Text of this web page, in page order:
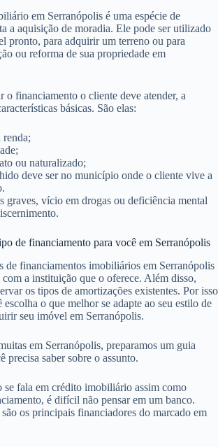
em Serranópolis é uma espécie de
a aquisição de moradia. Ele pode ser utilizado
pronto, para adquirir um terreno ou para
ou reforma de sua propriedade em
o financiamento o cliente deve atender, a
básicas. São elas:
ou naturalizado;
deve ser no município onde o cliente vive a
graves, vício em drogas ou deficiência mental
de financiamento para você em Serranópolis
de financiamentos imobiliários em Serranópolis
a instituição que o oferece. Além disso,
os tipos de amortizações existentes. Por isso
o que melhor se adapte ao seu estilo de
seu imóvel em Serranópolis.
em Serranópolis, preparamos um guia
precisa saber sobre o assunto.
se fala em crédito imobiliário assim como
é difícil não pensar em um banco.
os principais financiadores do marcado em